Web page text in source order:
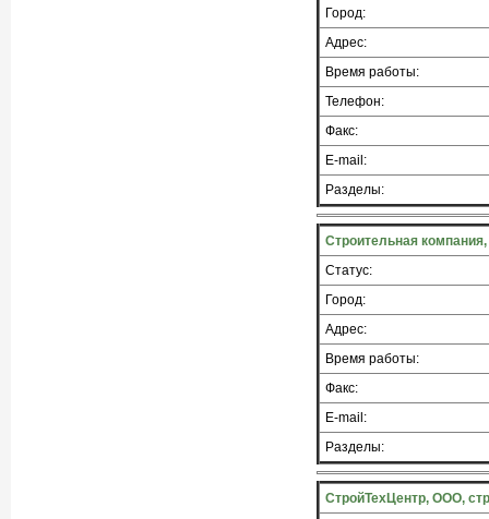
Город:
Адрес:
Время работы:
Телефон:
Факс:
E-mail:
Разделы:
Строительная
Статус:
Город:
Адрес:
Время работы:
Факс:
E-mail:
Разделы:
СтройТехЦентр, ООО,